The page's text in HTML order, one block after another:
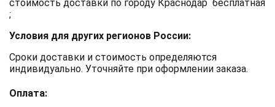
стоимость доставки по городу Краснодар бесплатная
;
Условия для других регионов России:
Сроки доставки и стоимость определяются
индивидуально. Уточняйте при оформлении заказа.
Оплата: